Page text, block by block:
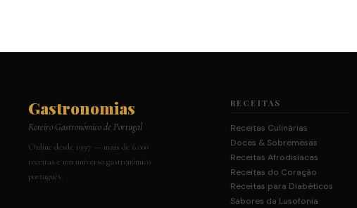
Gastronomias
Roteiro Gastronómico de Portugal
Online desde 1997 — mais de 6.000
receitas e um universo gastronómico
português.
RECEITAS
Receitas Culinárias
Doces & Sobremesas
Receitas Afrodisíacas
Receitas do Coração
Receitas para Diabéticos
Sabores da Lusofonia